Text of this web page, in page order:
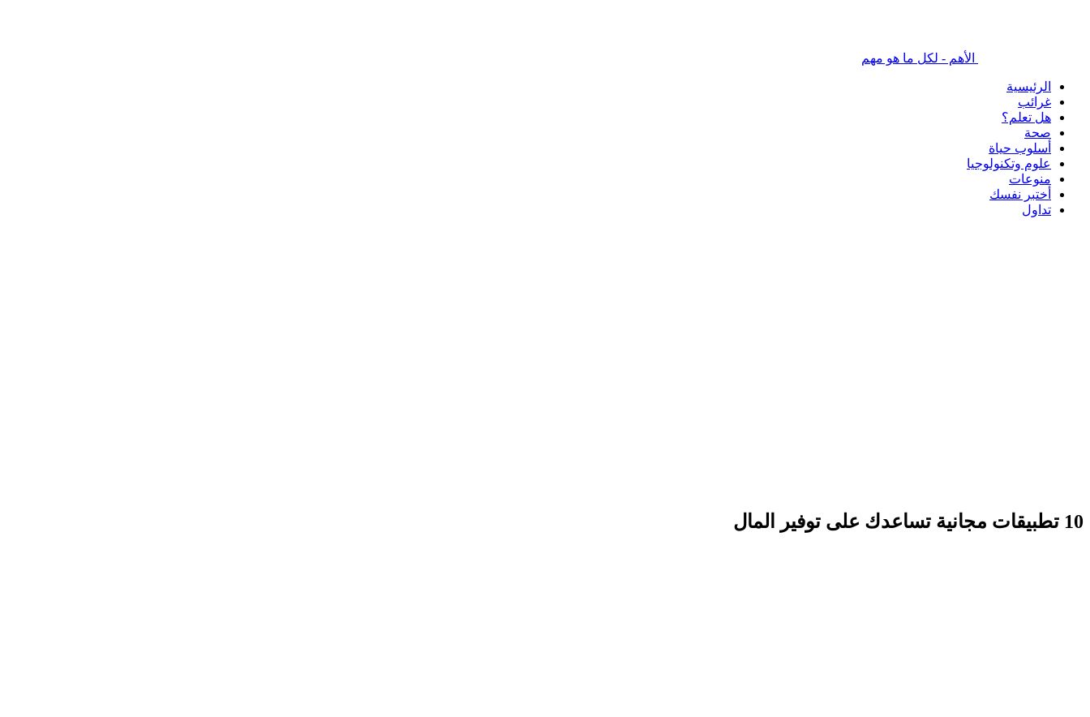
الأهم - لكل ما هو مهم
الرئيسية
غرائب
هل تعلم؟
صحة
أسلوب حياة
علوم وتكنولوجيا
منوعات
أختبر نفسك
تداول
10 تطبيقات مجانية تساعدك على توفير المال